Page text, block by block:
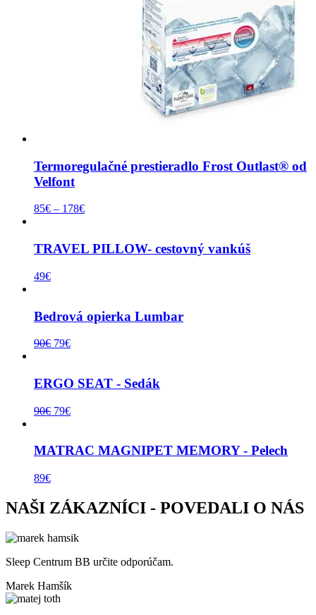
Termoregulačné prestieradlo Frost Outlast® od
Velfont
85€ – 178€
TRAVEL PILLOW- cestovný vankúš
49€
Bedrová opierka Lumbar
90€ 79€
ERGO SEAT - Sedák
90€ 79€
MATRAC MAGNIPET MEMORY - Pelech
89€
NAŠI ZÁKAZNÍCI - POVEDALI O NÁS
Sleep Centrum BB určite odporúčam.
Marek Hamšík